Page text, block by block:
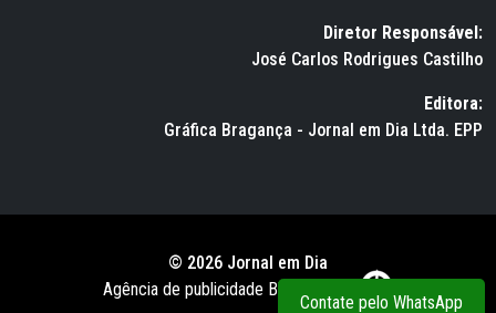
Diretor Responsável:
José Carlos Rodrigues Castilho
Editora:
Gráfica Bragança - Jornal em Dia Ltda. EPP
© 2026 Jornal em Dia
Agência de publicidade BWS RUSSO
Contate pelo WhatsApp